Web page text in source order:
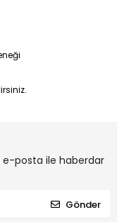
e-posta ile haberdar
Gönder